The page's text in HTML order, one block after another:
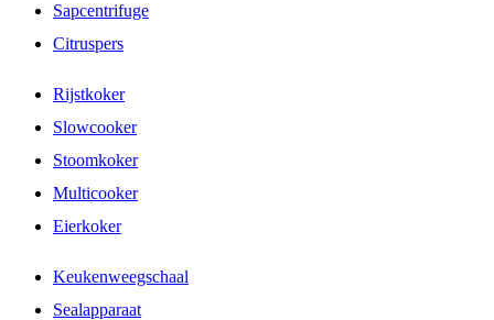
Sapcentrifuge
Citruspers
Rijstkoker
Slowcooker
Stoomkoker
Multicooker
Eierkoker
Keukenweegschaal
Sealapparaat